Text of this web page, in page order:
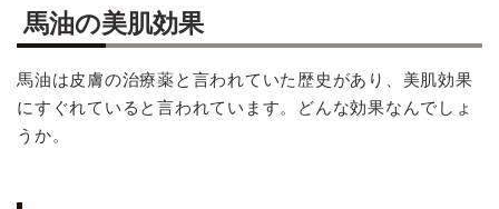
馬油の美肌効果
馬油は皮膚の治療薬と言われていた歴史があり、美肌効果
にすぐれていると言われています。どんな効果なんでしょ
うか。